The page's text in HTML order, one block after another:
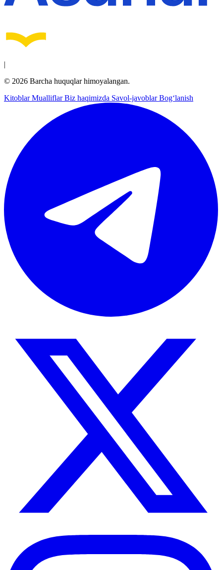
|
© 2026 Barcha huquqlar himoyalangan.
KitoblarMualliflarBiz haqimizda Savol-javoblarBog‘lanish